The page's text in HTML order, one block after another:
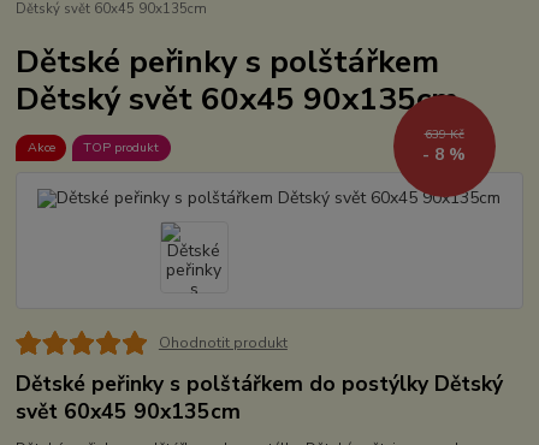
Dětský svět 60x45 90x135cm
Dětské peřinky s polštářkem
Dětský svět 60x45 90x135cm
Akce TOP produkt
639 Kč
- 8 %
Ohodnotit produkt
Dětské peřinky s polštářkem do postýlky Dětský
svět 60x45 90x135cm